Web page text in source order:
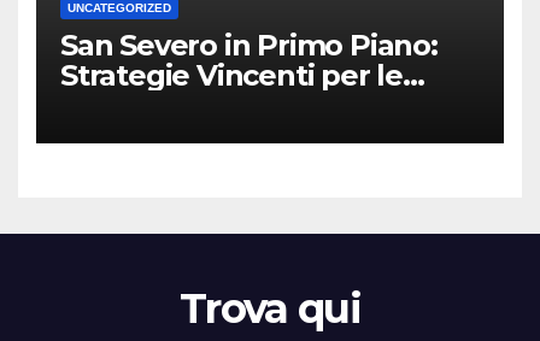
UNCATEGORIZED
San Severo in Primo Piano:
Strategie Vincenti per le
Territorio
Trova qui